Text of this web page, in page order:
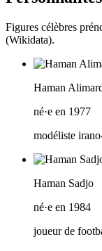
Figures célèbres
(Wikidata).
Haman
né·e en 1977
modéliste
Haman Sadjo
né·e en 1984
joueur de